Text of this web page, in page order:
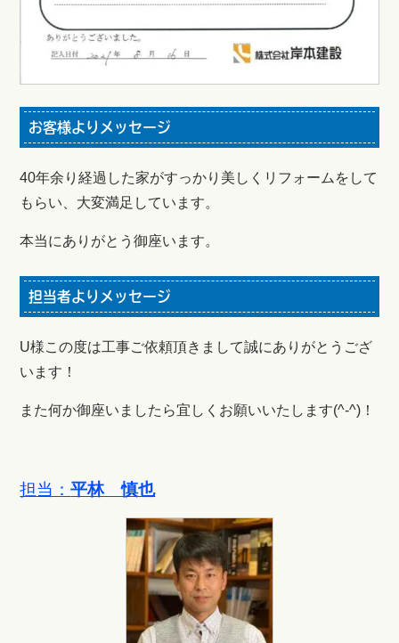
お客様よりメッセージ
40年余り経過した家がすっかり美しくリフォームをして
もらい、大変満足しています。
本当にありがとう御座います。
担当者よりメッセージ
U様この度は工事ご依頼頂きまして誠にありがとうござ
います！
また何か御座いましたら宜しくお願いいたします(^-^)！
担当：平林 慎也